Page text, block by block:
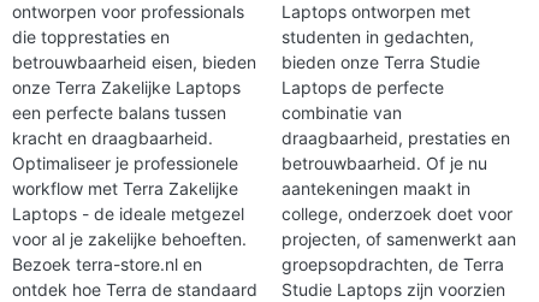
ontworpen voor professionals
die topprestaties en
betrouwbaarheid eisen, bieden
onze Terra Zakelijke Laptops
een perfecte balans tussen
kracht en draagbaarheid.
Optimaliseer je professionele
workflow met Terra Zakelijke
Laptops - de ideale metgezel
voor al je zakelijke behoeften.
Bezoek terra-store.nl en
ontdek hoe Terra de standaard
Laptops ontworpen met
studenten in gedachten,
bieden onze Terra Studie
Laptops de perfecte
combinatie van
draagbaarheid, prestaties en
betrouwbaarheid. Of je nu
aantekeningen maakt in
college, onderzoek doet voor
projecten, of samenwerkt aan
groepsopdrachten, de Terra
Studie Laptops zijn voorzien